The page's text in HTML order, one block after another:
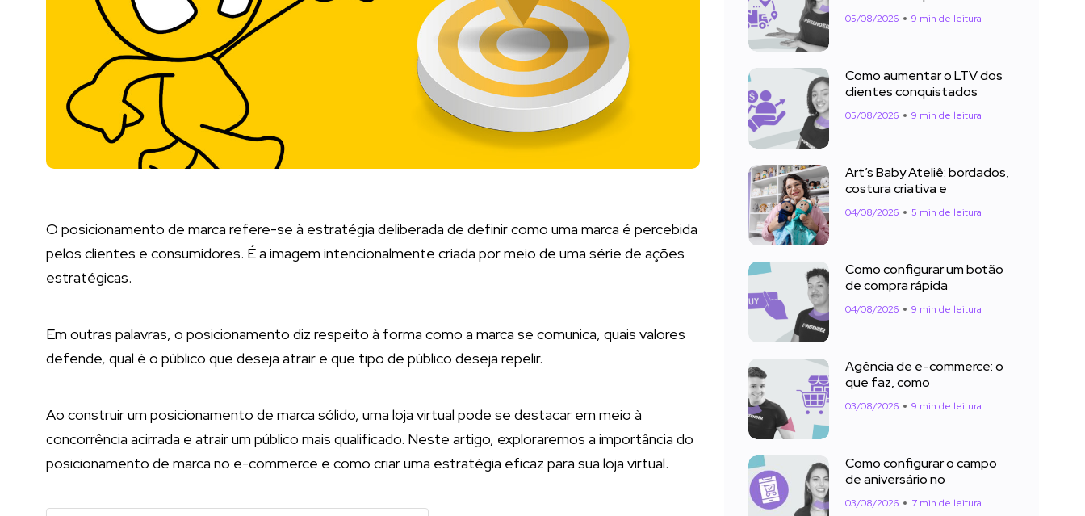
O posicionamento de marca refere-se à estratégia deliberada de definir como uma marca é percebida
pelos clientes e consumidores. É a imagem intencionalmente criada por meio de uma série de ações
estratégicas.
Em outras palavras, o posicionamento diz respeito à forma como a marca se comunica, quais valores
defende, qual é o público que deseja atrair e que tipo de público deseja repelir.
Ao construir um posicionamento de marca sólido, uma loja virtual pode se destacar em meio à
concorrência acirrada e atrair um público mais qualificado. Neste artigo, exploraremos a importância do
posicionamento de marca no e-commerce e como criar uma estratégia eficaz para sua loja virtual.
05/08/2026 9 min de leitura
Como aumentar o LTV dos
clientes conquistados
05/08/2026 9 min de leitura
Art’s Baby Ateliê: bordados,
costura criativa e
04/08/2026 5 min de leitura
Como configurar um botão
de compra rápida
04/08/2026 9 min de leitura
Agência de e-commerce: o
que faz, como
03/08/2026 9 min de leitura
Como configurar o campo
de aniversário no
03/08/2026 7 min de leitura